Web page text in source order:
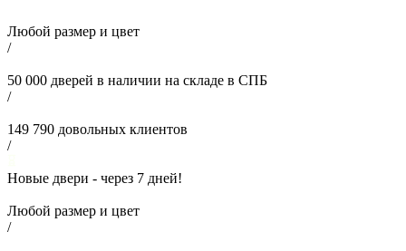
Любой размер и цвет
/
50 000 дверей в наличии на складе в СПБ
/
149 790 довольных клиентов
/
Новые двери - через 7 дней!
Любой размер и цвет
/